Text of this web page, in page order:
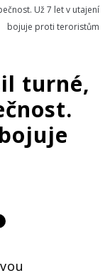
Už 7 let v utajení
bojuje proti teroristům
turné,